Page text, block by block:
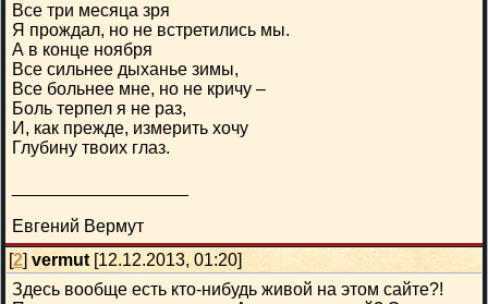
Все три месяца зря
Я прождал, но не встретились мы.
А в конце ноября
Все сильнее дыханье зимы,
Все больнее мне, но не кричу –
Боль терпел я не раз,
И, как прежде, измерить хочу
Глубину твоих глаз.
Евгений Вермут
[2] vermut [12.12.2013, 01:20]
Здесь вообще есть кто-нибудь живой на этом сайте?!